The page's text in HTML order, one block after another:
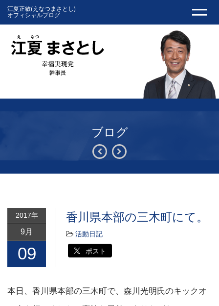
江夏正敏(えなつまさとし)
オフィシャルブログ
ブログ
2017年
9月
09
香川県本部の三木町にて。
活動日記
ポスト
本日、香川県本部の三木町で、森川光明氏のキックオ